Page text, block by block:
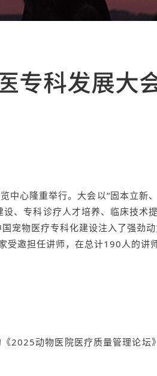
专科发展大
隆重举行。大会以“固本立新
、专科诊疗人才培养、临床技术
宠物医疗专科化建设注入了强劲动
邀担任讲师，在总计190人的讲
动物医院医疗质量管理论坛